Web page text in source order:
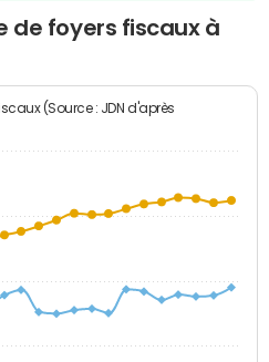
de foyers fiscaux à
(Source : JDN d'après